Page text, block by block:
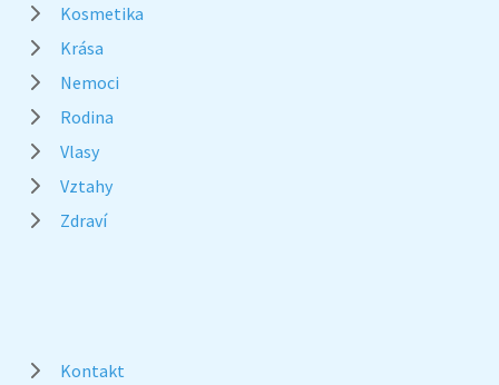
Kosmetika
Krása
Nemoci
Rodina
Vlasy
Vztahy
Zdraví
Kontakt